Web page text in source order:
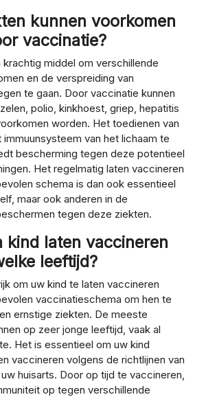
kunnen voorkomen
vaccinatie?
krachtig middel om verschillende
en de verspreiding van
te gaan. Door vaccinatie kunnen
polio, kinkhoest, griep, hepatitis
worden. Het toedienen van
van het lichaam te
bescherming tegen deze potentieel
Het regelmatig laten vaccineren
schema is dan ook essentieel
maar ook anderen in de
tegen deze ziekten.
kind laten vaccineren
leeftijd?
om uw kind te laten vaccineren
vaccinatieschema om hen te
ernstige ziekten. De meeste
op zeer jonge leeftijd, vaak al
Het is essentieel om uw kind
vaccineren volgens de richtlijnen van
huisarts. Door op tijd te vaccineren,
op tegen verschillende